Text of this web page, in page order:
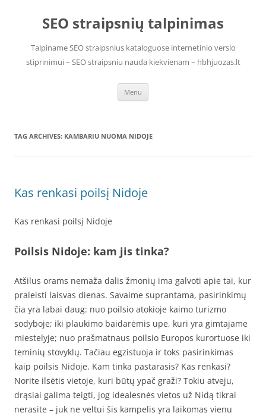
contentSEO straipsnių talpinimas
Talpiname SEO straipsnius kataloguose internetinio verslo
stiprinimui – SEO straipsniu nauda kiekvienam – hbhjuozas.lt
Menu
TAG ARCHIVES: KAMBARIU NUOMA NIDOJE
Kas renkasi poilsį Nidoje
Kas renkasi poilsį Nidoje
Poilsis Nidoje: kam jis tinka?
Atšilus orams nemaža dalis žmonių ima galvoti apie tai, kur
praleisti laisvas dienas. Savaime suprantama, pasirinkimų
čia yra labai daug: nuo poilsio atokioje kaimo turizmo
sodyboje; iki plaukimo baidarėmis upe, kuri yra gimtajame
miestelyje; nuo prašmatnaus poilsio Europos kurortuose iki
teminių stovyklų. Tačiau egzistuoja ir toks pasirinkimas
kaip poilsis Nidoje. Kam tinka pastarasis? Kas renkasi?
Norite ilsėtis vietoje, kuri būtų ypač graži? Tokiu atveju,
drąsiai galima teigti, jog idealesnės vietos už Nidą tikrai
nerasite – juk ne veltui šis kampelis yra laikomas vienu